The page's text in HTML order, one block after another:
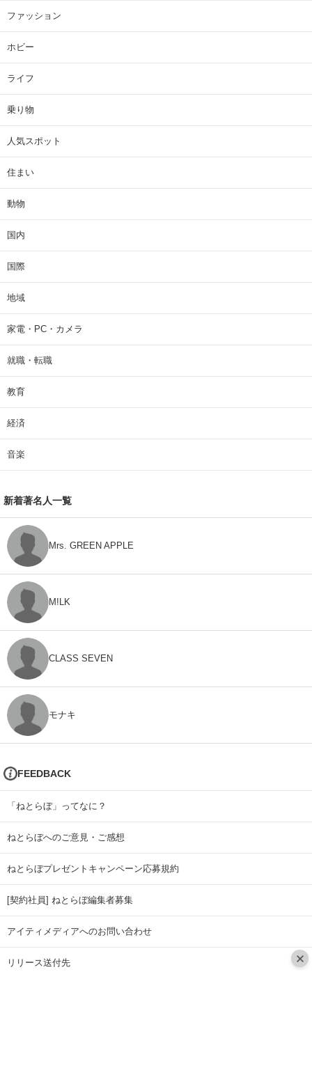
ファッション
ホビー
ライフ
乗り物
人気スポット
住まい
動物
国内
国際
地域
家電・PC・カメラ
就職・転職
教育
経済
音楽
新着著名人一覧
Mrs. GREEN APPLE
M!LK
CLASS SEVEN
モナキ
FEEDBACK
「ねとらぼ」ってなに？
ねとらぼへのご意見・ご感想
ねとらぼプレゼントキャンペーン応募規約
[契約社員] ねとらぼ編集者募集
アイティメディアへのお問い合わせ
リリース送付先